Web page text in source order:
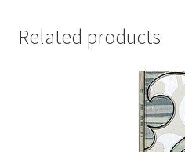
Related products